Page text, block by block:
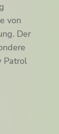
von
Der
Patrol